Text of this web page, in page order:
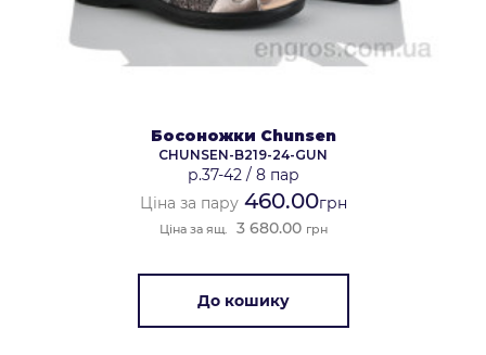
Босоножки Chunsen
CHUNSEN-B219-24-GUN
р.37-42/ 8 пар
Ціна за пару460.00грн
Ціна за ящ. 3 680.00 грн
До кошику